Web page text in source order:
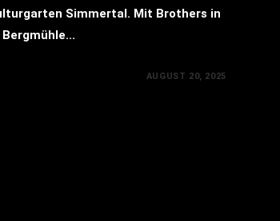
Simmertal. Mit Brothers in
AUGUST 20, 2025